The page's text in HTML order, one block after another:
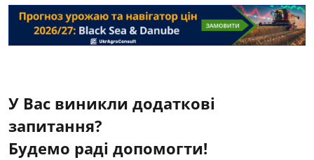
У Вас виникли додаткові
запитання?
Будемо раді допомогти!